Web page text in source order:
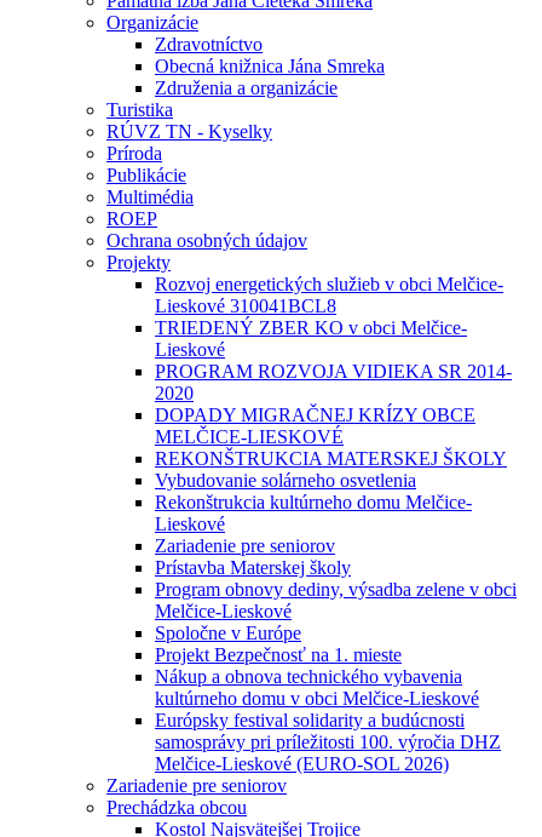
Organizácie
Zdravotníctvo
Obecná knižnica Jána Smreka
Združenia a organizácie
Turistika
RÚVZ TN - Kyselky
Príroda
Publikácie
Multimédia
ROEP
Ochrana osobných údajov
Projekty
Rozvoj energetických služieb v obci Melčice-
Lieskové 310041BCL8
TRIEDENÝ ZBER KO v obci Melčice-
Lieskové
PROGRAM ROZVOJA VIDIEKA SR 2014-
2020
DOPADY MIGRAČNEJ KRÍZY OBCE
MELČICE-LIESKOVÉ
REKONŠTRUKCIA MATERSKEJ ŠKOLY
Vybudovanie solárneho osvetlenia
Rekonštrukcia kultúrneho domu Melčice-
Lieskové
Zariadenie pre seniorov
Prístavba Materskej školy
Program obnovy dediny, výsadba zelene v obci
Melčice-Lieskové
Spoločne v Európe
Projekt Bezpečnosť na 1. mieste
Nákup a obnova technického vybavenia
kultúrneho domu v obci Melčice-Lieskové
Európsky festival solidarity a budúcnosti
samosprávy pri príležitosti 100. výročia DHZ
Melčice-Lieskové (EURO-SOL 2026)
Zariadenie pre seniorov
Prechádzka obcou
Kostol Najsvätejšej Trojice